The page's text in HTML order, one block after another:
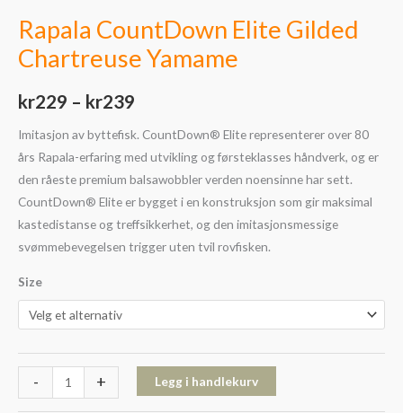
Rapala CountDown Elite Gilded
Chartreuse Yamame
kr229 – kr239
Imitasjon av byttefisk. CountDown® Elite representerer over 80
års Rapala-erfaring med utvikling og førsteklasses håndverk, og er
den råeste premium balsawobbler verden noensinne har sett.
CountDown® Elite er bygget i en konstruksjon som gir maksimal
kastedistanse og treffsikkerhet, og den imitasjonsmessige
svømmebevegelsen trigger uten tvil rovfisken.
Size
- + Legg i handlekurv